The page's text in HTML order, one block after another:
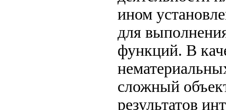
ином
для
функций. В
сложный
результатов